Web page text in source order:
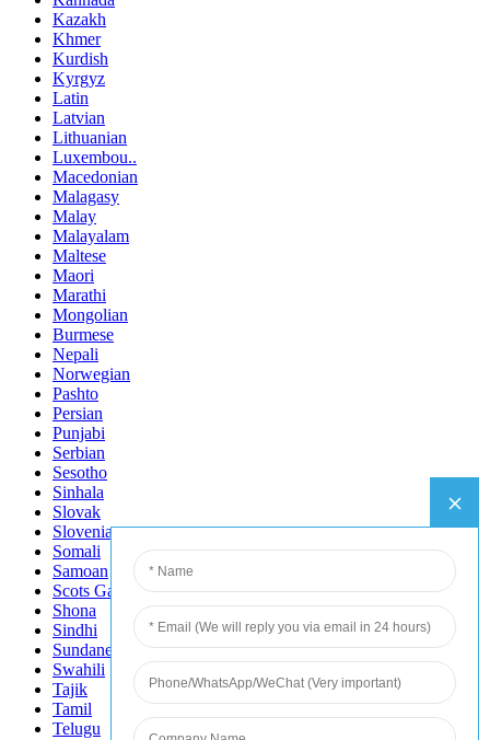
Kazakh
Khmer
Kurdish
Kyrgyz
Latin
Latvian
Lithuanian
Luxembou..
Macedonian
Malagasy
Malay
Malayalam
Maltese
Maori
Marathi
Mongolian
Burmese
Nepali
Norwegian
Pashto
Persian
Punjabi
Serbian
Sesotho
Sinhala
Slovak
Slovenian
Somali
Samoan
Scots Gaelic
Shona
Sindhi
Sundanese
Swahili
Tajik
Tamil
Telugu